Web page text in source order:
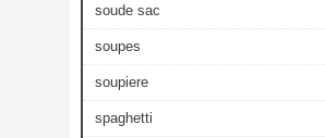
soude sac
soupes
soupiere
spaghetti